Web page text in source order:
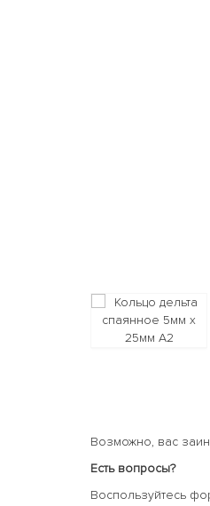
Возможно, вас
Есть вопросы?
Воспользуйтесь